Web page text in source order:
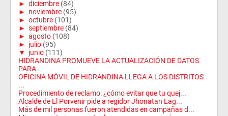
► diciembre (84)
► noviembre (95)
► octubre (101)
► septiembre (84)
► agosto (108)
► julio (95)
▼
junio (111)
HIDRANDINA PROMUEVE LA ACTUALIZACIÓN DE DATOS
PARA...
OFICINA MÓVIL DE HIDRANDINA LLEGA A LOS DISTRITOS
...
Procedimiento de reclamo: ¿cómo evitar que tu quej...
Alcalde de El Porvenir pide a regidor Jhonatan Lag...
Más de mil personas fueron atendidas en campañas d...